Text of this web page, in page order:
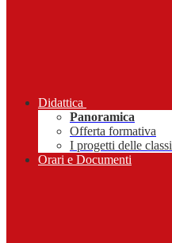
Didattica
Panoramica
Offerta formativa
I progetti delle classi
Orari e Documenti